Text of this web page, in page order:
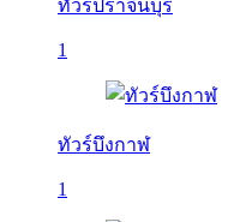
ทัวร์ปราจีนบุรี
1
ทัวร์บึงกาฬ
1